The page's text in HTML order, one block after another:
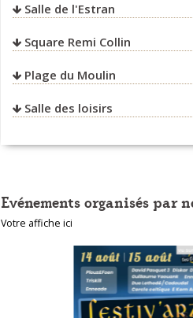
Salle de l'Estran
Square Remi Collin
Plage du Moulin
Salle des loisirs
Evénements organisés par
Votre affiche ici